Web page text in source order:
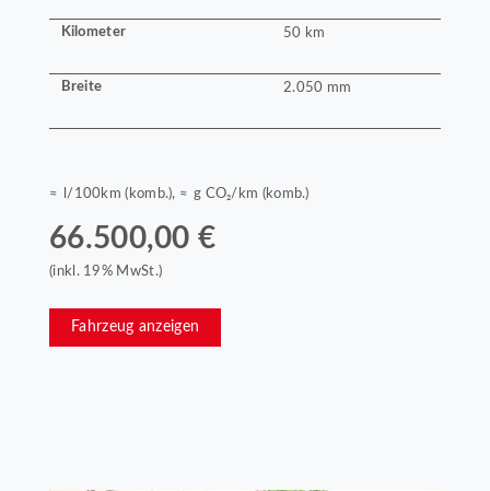
Kilometer 50 km
Breite 2.050 mm
≈ l/100km (komb.), ≈ g CO₂/km (komb.)
66.500,00 €
(inkl. 19% MwSt.)
Fahrzeug anzeigen